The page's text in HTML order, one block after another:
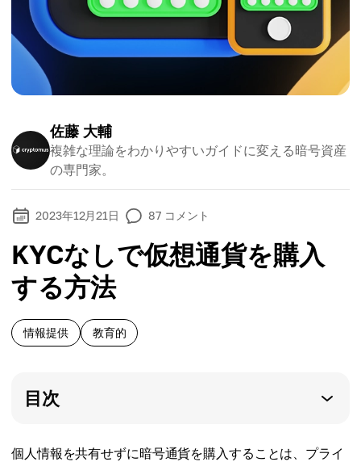
佐藤 大輔
複雑な理論をわかりやすいガイドに変える暗号資産
の専門家。
2023年12月21日 87 コメント
KYCなしで仮想通貨を購入
する方法
情報提供 教育的
目次
個人情報を共有せずに暗号通貨を購入することは、プライ